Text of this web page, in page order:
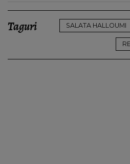
Taguri SALATA HALLOUMI